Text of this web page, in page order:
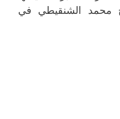
محمد الشنقيطي في